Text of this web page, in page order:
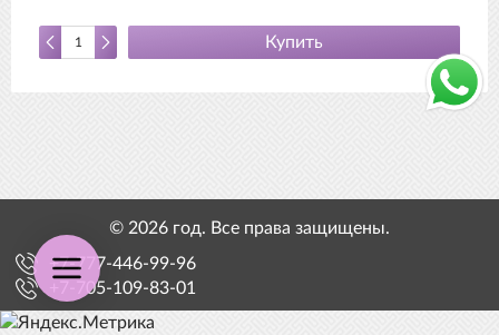
Купить
© 2026 год. Все права защищены.
+7-777-446-99-96
+7-705-109-83-01